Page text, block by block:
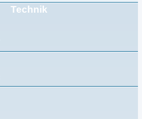
Technik